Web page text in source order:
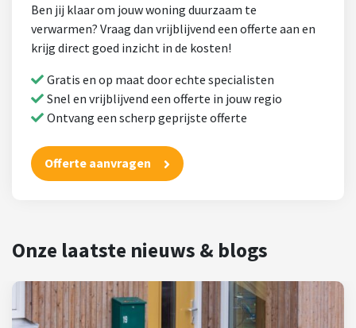
Ben jij klaar om jouw woning duurzaam te
verwarmen? Vraag dan vrijblijvend een offerte aan en
krijg direct goed inzicht in de kosten!
Gratis en op maat door echte specialisten
Snel en vrijblijvend een offerte in jouw regio
Ontvang een scherp geprijste offerte
Offerte aanvragen
Onze laatste nieuws & blogs